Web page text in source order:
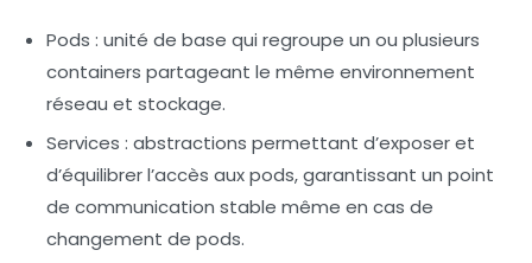
Pods : unité de base qui regroupe un ou plusieurs
containers partageant le même environnement
réseau et stockage.
Services : abstractions permettant d’exposer et
d’équilibrer l’accès aux pods, garantissant un point
de communication stable même en cas de
changement de pods.